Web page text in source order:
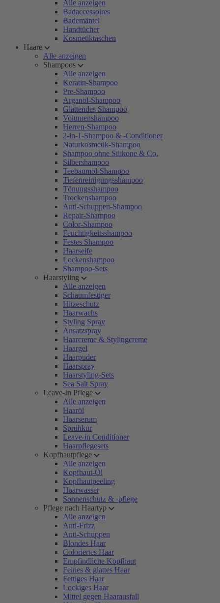
Alle anzeigen
Badaccessoires
Bademäntel
Handtücher
Kosmetiktaschen
Haare
Alle anzeigen
Shampoos
Alle anzeigen
Keratin-Shampoo
Pre-Shampoo
Arganöl-Shampoo
Glättendes Shampoo
Volumenshampoo
Herren-Shampoo
2-in-1-Shampoo & -Conditioner
Naturkosmetik-Shampoo
Shampoo ohne Silikone & Co.
Silbershampoo
Teebaumöl-Shampoo
Tiefenreinigungsshampoo
Tönungsshampoo
Trockenshampoo
Anti-Schuppen-Shampoo
Repair-Shampoo
Color-Shampoo
Feuchtigkeitsshampoo
Festes Shampoo
Haarseife
Lockenshampoo
Shampoo-Sets
Haarstyling
Alle anzeigen
Schaumfestiger
Hitzeschutz
Haarwachs
Styling Spray
Ansatzspray
Haarcreme & Stylingcreme
Haargel
Haarpuder
Haarspray
Haarstyling-Sets
Sea Salt Spray
Leave-In Pflege
Alle anzeigen
Haaröl
Haarserum
Sprühkur
Leave-in Conditioner
Haarpflegesets
Kopfhautpflege
Alle anzeigen
Kopfhaut-Öl
Kopfhautpeeling
Haarwasser
Sonnenschutz & -pflege
Pflege nach Haartyp
Alle anzeigen
Anti-Frizz
Anti-Schuppen
Blondes Haar
Coloriertes Haar
Empfindliche Kopfhaut
Feines & glattes Haar
Fettiges Haar
Lockiges Haar
Mittel gegen Haarausfall